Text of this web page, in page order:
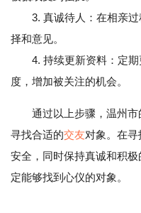
3. 真诚待人：在相亲过
择和意见。
4. 持续更新资料：定期
度，增加被关注的机会。
通过以上步骤，温州
寻找合适的交友对象。在
安全，同时保持真诚和积
定能够找到心仪的对象。